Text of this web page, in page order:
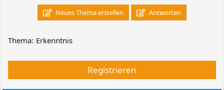
Neues Thema erstellen Antworten
Thema: Erkenntnis
Registrieren